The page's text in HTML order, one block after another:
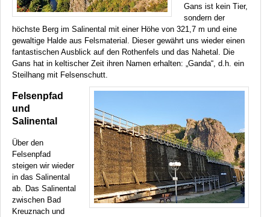
Gans ist kein Tier,
sondern der
höchste Berg im Salinental mit einer Höhe von 321,7 m und eine
gewaltige Halde aus Felsmaterial. Dieser gewährt uns wieder einen
fantastischen Ausblick auf den Rothenfels und das Nahetal. Die
Gans hat in keltischer Zeit ihren Namen erhalten: „Ganda“, d.h. ein
Steilhang mit Felsenschutt.
Felsenpfad
und
Salinental
Über den
Felsenpfad
steigen wir wieder
in das Salinental
ab. Das Salinental
zwischen Bad
Kreuznach und